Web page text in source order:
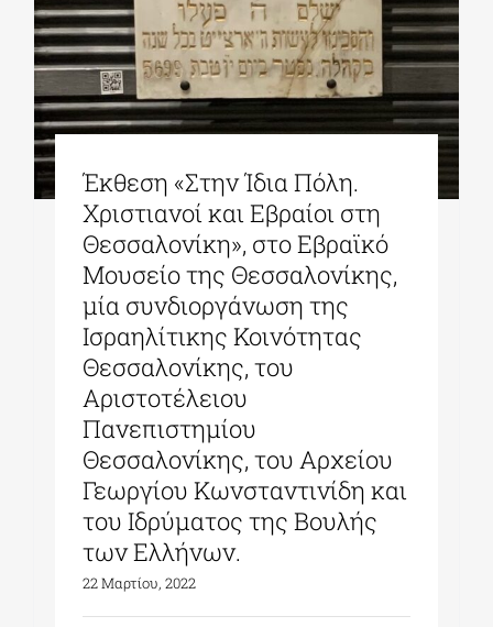
Έκθεση «Στην Ίδια Πόλη.
Χριστιανοί και Εβραίοι στη
Θεσσαλονίκη», στο Εβραϊκό
Μουσείο της Θεσσαλονίκης,
μία συνδιοργάνωση της
Ισραηλίτικης Κοινότητας
Θεσσαλονίκης, του
Αριστοτέλειου
Πανεπιστημίου
Θεσσαλονίκης, του Αρχείου
Γεωργίου Κωνσταντινίδη και
του Ιδρύματος της Βουλής
των Ελλήνων.
22 Μαρτίου, 2022